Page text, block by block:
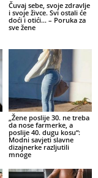
Čuvaj sebe, svoje zdravlje
i svoje živce. Svi ostali će
doći i otići… – Poruka za
sve žene
„Žene poslije 30. ne treba
da nose farmerke, a
poslije 40. dugu kosu“:
Modni savjeti slavne
dizajnerke razljutili
mnoge